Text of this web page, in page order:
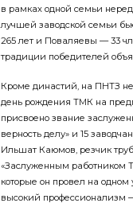
в рамках одной семьи
лучшей заводской семьи
265 лет и Поваляевы — 33
традиции победителей
Кроме династий, на ПНТЗ
день рождения ТМК на
присвоено звание
верность делу» и 15
Ильшат Каюмов, резчик
«Заслуженным работником
которые он провел на
высокий профессионализм